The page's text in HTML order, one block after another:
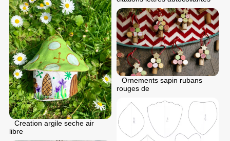
Creation argile seche air
libre
Ornements sapin rubans
rouges de